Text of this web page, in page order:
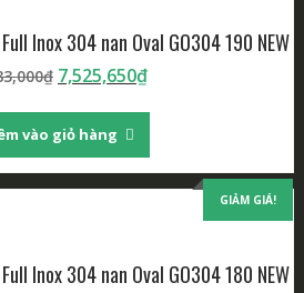
Inox 304 nan Oval GO304 190 NEW
₫ 7,525,650₫
vào giỏ hàng
GIẢM GIÁ!
Inox 304 nan Oval GO304 180 NEW